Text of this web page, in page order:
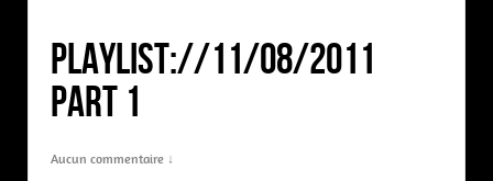
PLAYLIST://11/08/2011
PART 1
Aucun commentaire ↓